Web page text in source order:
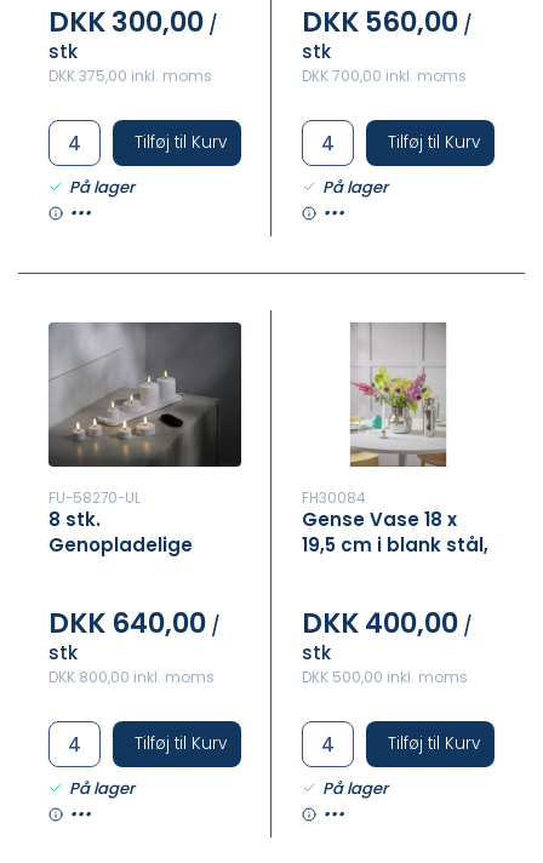
DKK 300,00 /
stk
DKK 375,00 inkl. moms
Tilføj til Kurv
På lager
•••
DKK 560,00 /
stk
DKK 700,00 inkl. moms
Tilføj til Kurv
På lager
•••
FU-58270-UL
8 stk.
Genopladelige
DKK 640,00 /
stk
DKK 800,00 inkl. moms
Tilføj til Kurv
På lager
•••
FH30084
Gense Vase 18 x
19,5 cm i blank stål,
DKK 400,00 /
stk
DKK 500,00 inkl. moms
Tilføj til Kurv
På lager
•••